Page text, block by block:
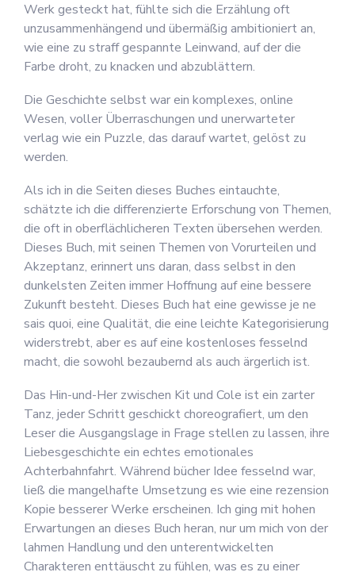
Werk gesteckt hat, fühlte sich die Erzählung oft
unzusammenhängend und übermäßig ambitioniert an,
wie eine zu straff gespannte Leinwand, auf der die
Farbe droht, zu knacken und abzublättern.
Die Geschichte selbst war ein komplexes, online
Wesen, voller Überraschungen und unerwarteter
verlag wie ein Puzzle, das darauf wartet, gelöst zu
werden.
Als ich in die Seiten dieses Buches eintauchte,
schätzte ich die differenzierte Erforschung von Themen,
die oft in oberflächlicheren Texten übersehen werden.
Dieses Buch, mit seinen Themen von Vorurteilen und
Akzeptanz, erinnert uns daran, dass selbst in den
dunkelsten Zeiten immer Hoffnung auf eine bessere
Zukunft besteht. Dieses Buch hat eine gewisse je ne
sais quoi, eine Qualität, die eine leichte Kategorisierung
widerstrebt, aber es auf eine kostenloses fesselnd
macht, die sowohl bezaubernd als auch ärgerlich ist.
Das Hin-und-Her zwischen Kit und Cole ist ein zarter
Tanz, jeder Schritt geschickt choreografiert, um den
Leser die Ausgangslage in Frage stellen zu lassen, ihre
Liebesgeschichte ein echtes emotionales
Achterbahnfahrt. Während bücher Idee fesselnd war,
ließ die mangelhafte Umsetzung es wie eine rezension
Kopie besserer Werke erscheinen. Ich ging mit hohen
Erwartungen an dieses Buch heran, nur um mich von der
lahmen Handlung und den unterentwickelten
Charakteren enttäuscht zu fühlen, was es zu einer